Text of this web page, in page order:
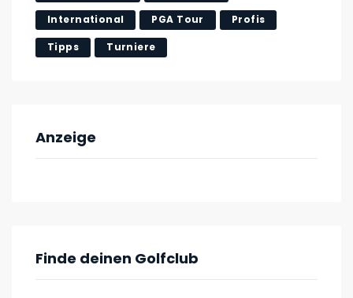
International PGA Tour Profis
Tipps Turniere
Anzeige
Finde deinen Golfclub